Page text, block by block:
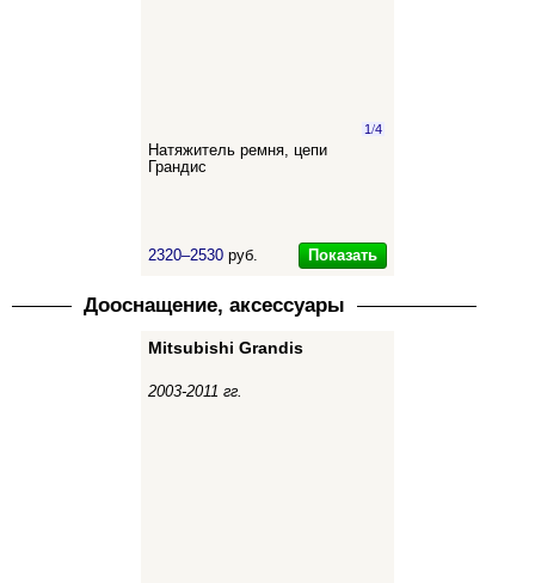
1/4
Натяжитель ремня, цепи
Грандис
2320–2530 руб. Показать
Дооснащение, аксессуары
Mitsubishi Grandis
2003-2011 гг.